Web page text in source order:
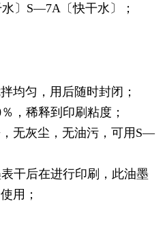
〕S—7A〔快干水〕；
均匀，用后随时封闭；
，稀释到印刷粘度；
无灰尘，无油污，可用S—
干后在进行印刷，此油墨
用；